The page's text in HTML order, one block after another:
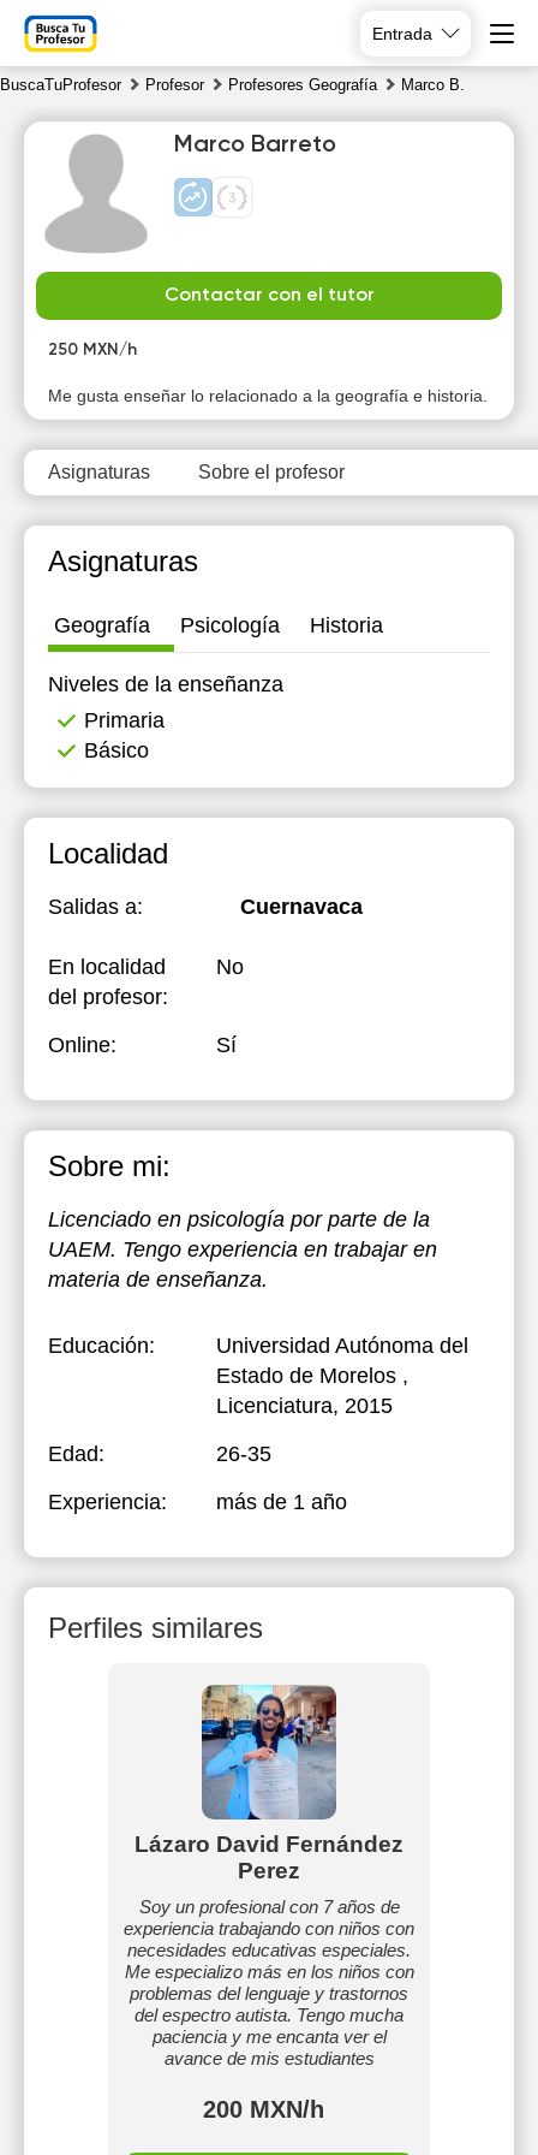
Entrada
BuscaTuProfesor Profesor Profesores Geografía Marco B.
Marco Barreto
Contactar con el tutor
250 MXN/h
Me gusta enseñar lo relacionado a la geografía e historia.
Asignaturas Sobre el profesor
Asignaturas
Geografía Psicología Historia
Niveles de la enseñanza
Primaria
Básico
Localidad
Salidas a: Cuernavaca
En localidad
del profesor:
No
Online: Sí
Sobre mi:
Licenciado en psicología por parte de la
UAEM. Tengo experiencia en trabajar en
materia de enseñanza.
Educación:
Universidad Autónoma del
Estado de Morelos ,
Licenciatura, 2015
Edad:
26-35
Experiencia:
más de 1 año
Perfiles similares
Lázaro David Fernández
Perez
Soy un profesional con 7 años de
experiencia trabajando con niños con
necesidades educativas especiales.
Me especializo más en los niños con
problemas del lenguaje y trastornos
del espectro autista. Tengo mucha
paciencia y me encanta ver el
avance de mis estudiantes
200 MXN/h
6
Fr
7
Sa
8
9
10:00
11:00
11:30
12:00
10:00
11:00
11:30
12:00